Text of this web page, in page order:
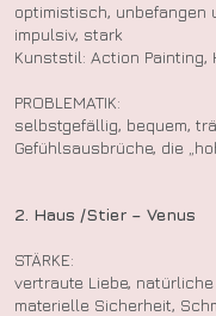
optimistisch, unbefangen
impulsiv, stark
Kunststil: Action Painting,
PROBLEMATIK:
selbstgefällig, bequem,
Gefühlsausbrüche, die
2. Haus /Stier –
STÄRKE:
vertraute Liebe,
materielle Sicherheit,